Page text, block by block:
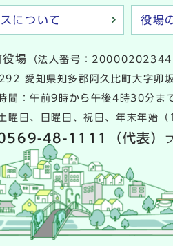
について 役場
役場
（法人番号：
愛知県知多郡阿久比町大字卯
間：午前9時から午後4時30分ま
曜日、日曜日、祝日、年末年始
48-1111 （代表）